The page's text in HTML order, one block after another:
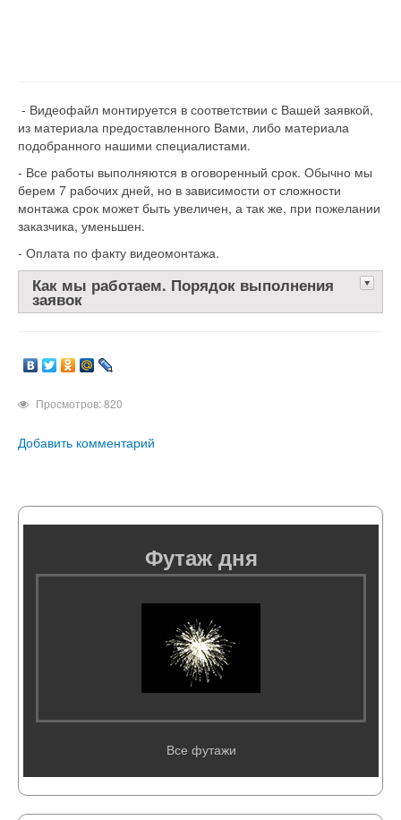
- Видеофайл монтируется в соответствии с Вашей заявкой,
из материала предоставленного Вами, либо материала
подобранного нашими специалистами.
- Все работы выполняются в оговоренный срок. Обычно мы
берем 7 рабочих дней, но в зависимости от сложности
монтажа срок может быть увеличен, а так же, при пожелании
заказчика, уменьшен.
- Оплата по факту видеомонтажа.
Как мы работаем. Порядок выполнения
заявок
Просмотров: 820
Добавить комментарий
Футаж дня
Все футажи